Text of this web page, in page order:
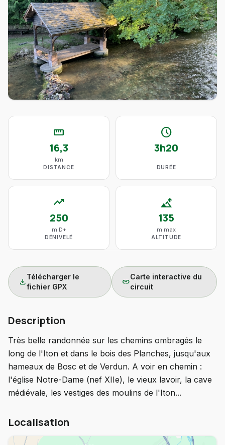
straighten
16,3
km
DISTANCE
schedule
3h20
DURÉE
trending_up
250
m D+
DÉNIVELÉ
altitude
135
m max
ALTITUDE
download
Télécharger le
fichier GPX
link
Carte interactive du
circuit
Description
Très belle randonnée sur les chemins ombragés le
long de l'Iton et dans le bois des Planches, jusqu'aux
hameaux de Bosc et de Verdun. A voir en chemin :
l'église Notre-Dame (nef XIIe), le vieux lavoir, la cave
médiévale, les vestiges des moulins de l'Iton...
Localisation